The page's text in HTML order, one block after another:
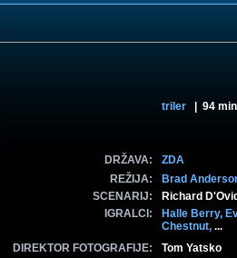
triler | 94 min
DRŽAVA:
ZDA
REŽIJA:
Brad
SCENARIJ:
Richard
IGRALCI:
Halle Berry,
Chestnut, ...
DIREKTOR FOTOGRAFIJE:
Tom Yatsko